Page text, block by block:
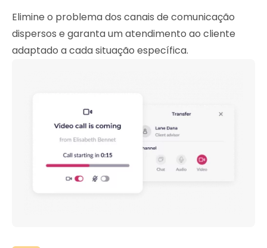
Elimine o problema dos canais de comunicação
dispersos e garanta um atendimento ao cliente
adaptado a cada situação específica.